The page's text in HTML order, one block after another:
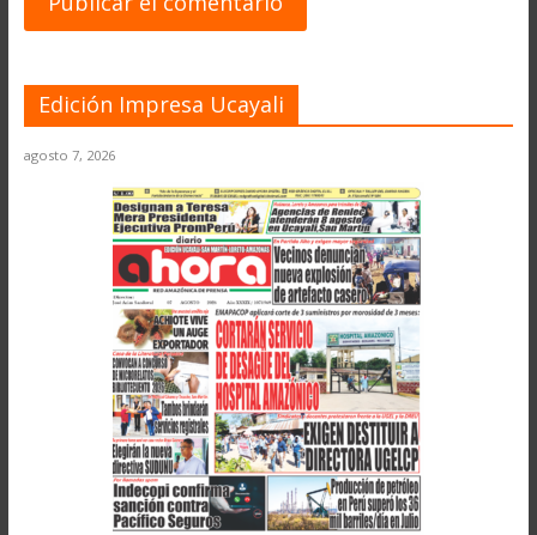
Edición Impresa Ucayali
agosto 7, 2026